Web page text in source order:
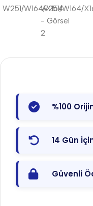
%100
14 Gün
Güvenli